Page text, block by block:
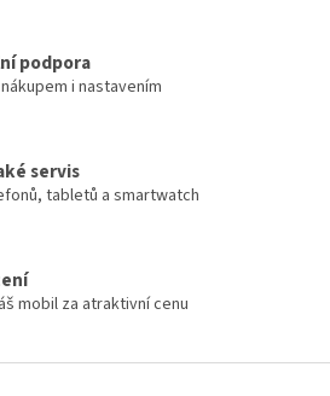
podpora
i nastavením
servis
tabletů a smartwatch
mobil za atraktivní cenu